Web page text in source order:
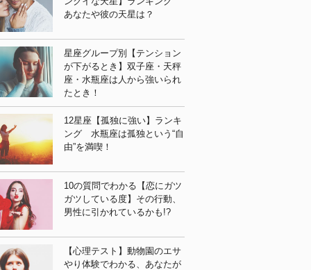
あなたや彼の天星は？
星座グループ別【テンション
が下がるとき】双子座・天秤
座・水瓶座は人から強いられ
たとき！
12星座【孤独に強い】ランキ
ング 水瓶座は孤独という“自
由”を満喫！
10の質問でわかる【恋にガツ
ガツしている度】その行動、
男性に引かれているかも!?
【心理テスト】動物園のエサ
やり体験でわかる、あなたが